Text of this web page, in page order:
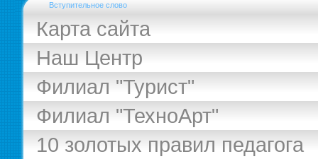
Вступительное слово
Карта сайта
Наш Центр
Филиал "Турист"
Филиал "ТехноАрт"
10 золотых правил педагога